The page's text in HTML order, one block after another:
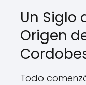
Un Siglo
Origen
Todo